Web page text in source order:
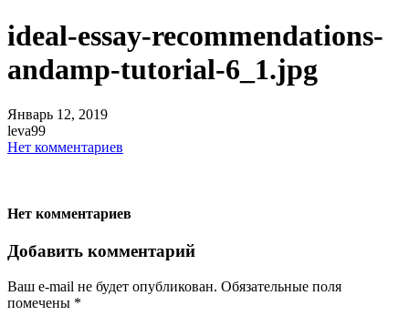
ideal-essay-recommendations-
andamp-tutorial-6_1.jpg
Январь 12, 2019
leva99
Нет комментариев
Нет комментариев
Добавить комментарий
Ваш e-mail не будет опубликован. Обязательные поля
помечены *